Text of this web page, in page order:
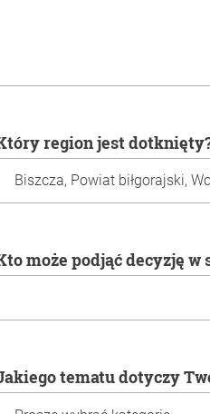
Który region jest
Kto może podjąć decyzję
Jakiego tematu dotyczy